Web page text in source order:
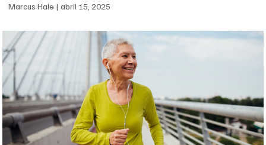
Marcus Hale abril 15, 2025